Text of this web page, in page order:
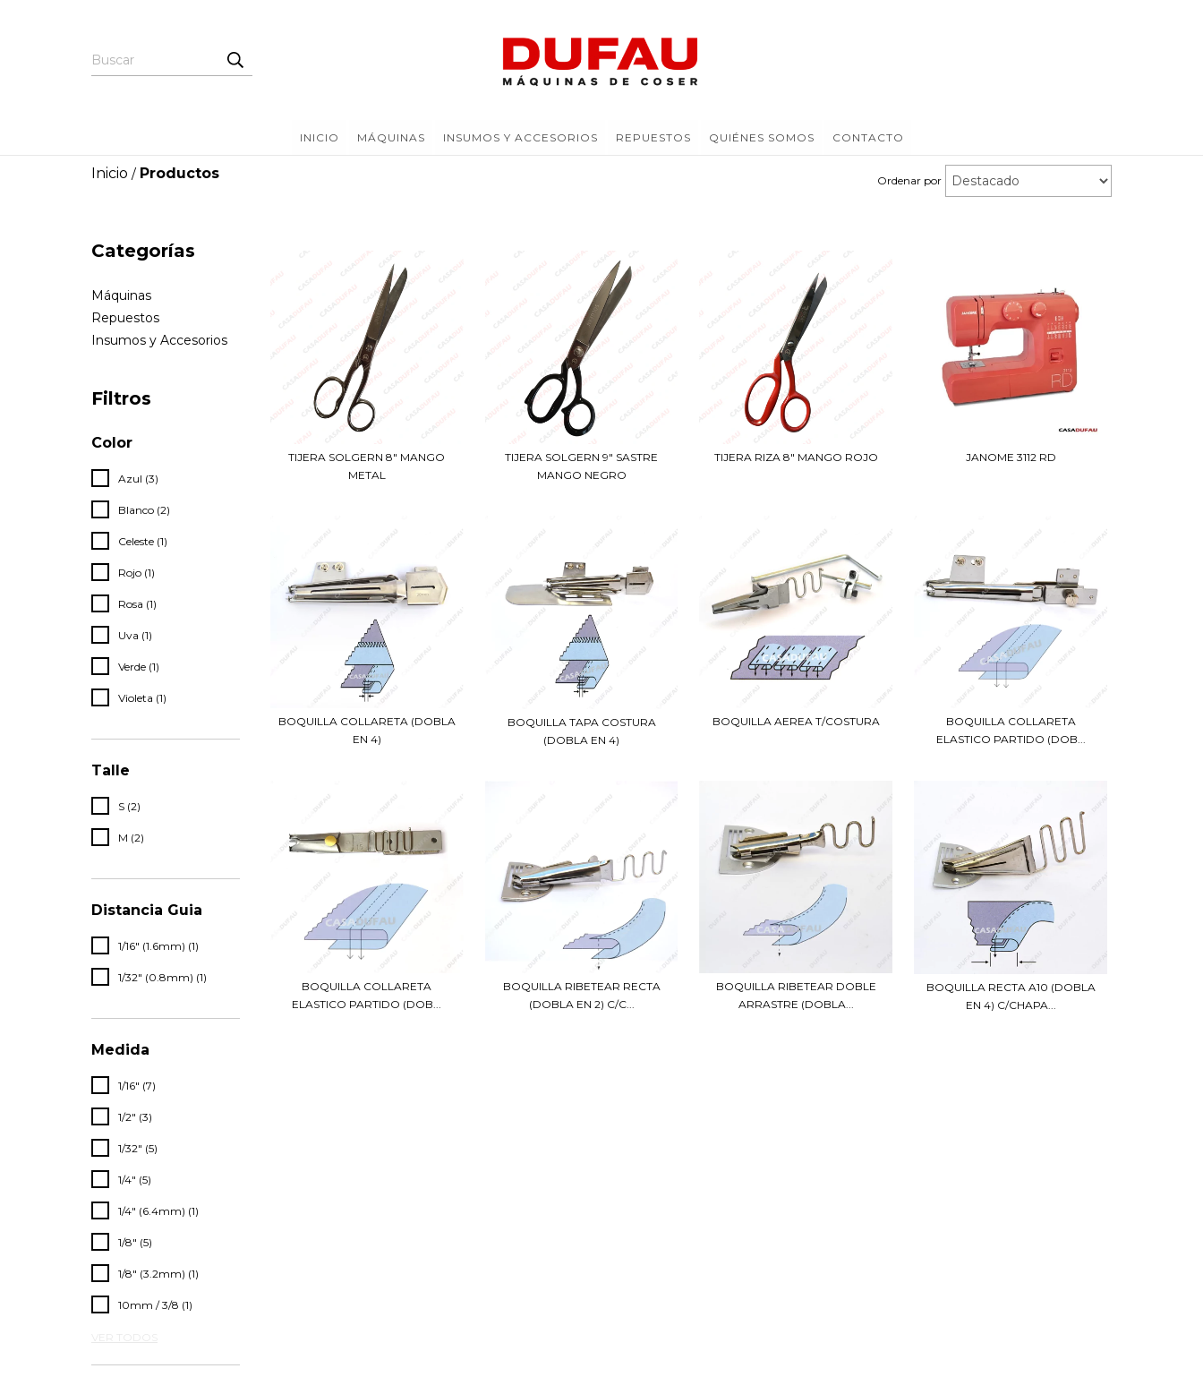
INICIO MÁQUINAS INSUMOS Y ACCESORIOS REPUESTOS QUIÉNES SOMOS CONTACTO
Inicio / Productos Ordenar por
Categorías
Máquinas
Repuestos
Insumos y Accesorios
Filtros
Color
Azul (3)
Blanco (2)
Celeste (1)
Rojo (1)
Rosa (1)
Uva (1)
Verde (1)
Violeta (1)
Talle
S (2)
M (2)
Distancia Guia
1/16" (1.6mm) (1)
1/32" (0.8mm) (1)
Medida
1/16" (7)
1/2" (3)
1/32" (5)
1/4" (5)
1/4" (6.4mm) (1)
1/8" (5)
1/8" (3.2mm) (1)
10mm / 3/8 (1)
TIJERA SOLGERN 8" MANGO
METAL
TIJERA SOLGERN 9" SASTRE
MANGO NEGRO
TIJERA RIZA 8" MANGO ROJO JANOME 3112 RD
BOQUILLA COLLARETA (DOBLA
EN 4)
BOQUILLA TAPA COSTURA
(DOBLA EN 4)
BOQUILLA AEREA T/COSTURA
BOQUILLA COLLARETA
ELASTICO PARTIDO (DOB...
BOQUILLA COLLARETA
ELASTICO PARTIDO (DOB...
BOQUILLA RIBETEAR RECTA
(DOBLA EN 2) C/C...
BOQUILLA RIBETEAR DOBLE
ARRASTRE (DOBLA...
BOQUILLA RECTA A10 (DOBLA
EN 4) C/CHAPA...